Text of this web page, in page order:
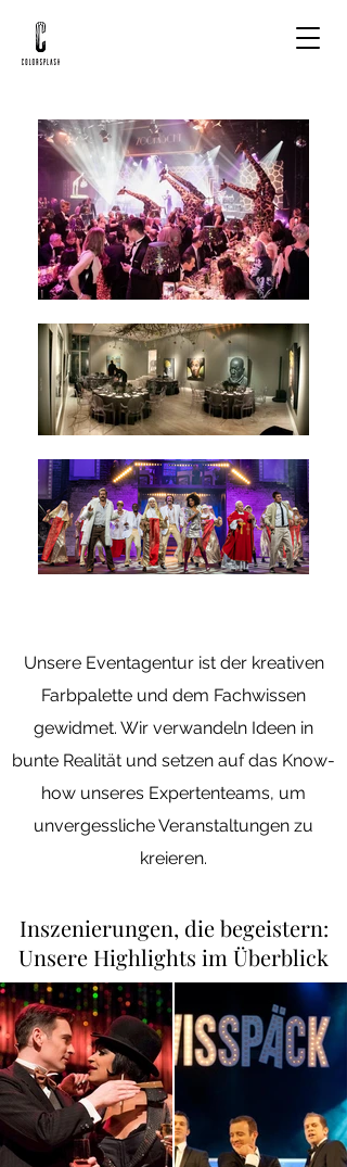
Unsere Eventagentur ist der kreativen
Farbpalette und dem Fachwissen
gewidmet. Wir verwandeln Ideen in
bunte Realität und setzen auf das Know-
how unseres Expertenteams, um
unvergessliche Veranstaltungen zu
kreieren.
Inszenierungen, die begeistern:
Unsere Highlights im Überblick